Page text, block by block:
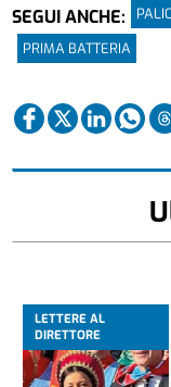
SEGUI ANCHE:
PRIMA BATTERIA
LETTERE AL
DIRETTORE